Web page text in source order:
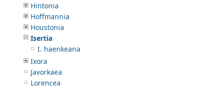
Hintonia
Hoffmannia
Houstonia
Isertia
I. haenkeana
Ixora
Javorkaea
Lorencea